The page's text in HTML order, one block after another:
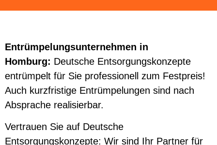
Entrümpelungsunternehmen in
Homburg: Deutsche Entsorgungskonzepte
entrümpelt für Sie professionell zum Festpreis!
Auch kurzfristige Entrümpelungen sind nach
Absprache realisierbar.
Vertrauen Sie auf Deutsche
Entsorgungskonzepte: Wir sind Ihr Partner für